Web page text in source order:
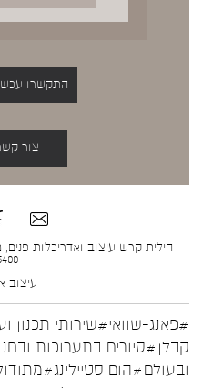
התקשרו עכשיו 052-
צור
עיצוב
#פאנג-שוואי#שירותי תכנון
קבלן #סיורים בתערוכות
ובעולם#הום סטיילינג